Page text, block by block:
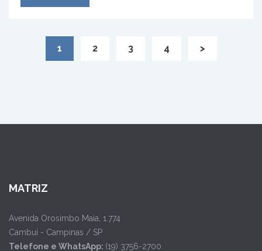
1 2 3 4 >
MATRIZ
Avenida Orosimbo Maia, 1.774
Cambuí - Campinas / SP
Telefone e WhatsApp: (19) 3756-2700